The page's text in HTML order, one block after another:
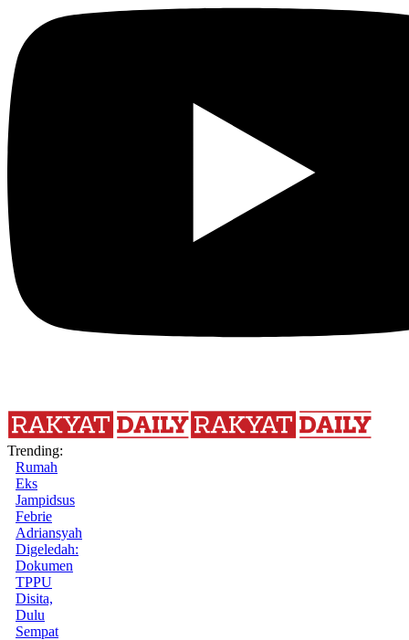
Trending:
Rumah
Eks
Jampidsus
Febrie
Adriansyah
Digeledah:
Dokumen
TPPU
Disita,
Dulu
Sempat